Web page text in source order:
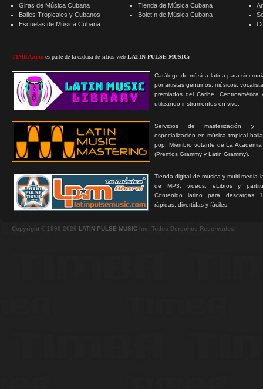
Giras de Música Cubana
Bailes Tropicales y Cubanos
Escuelas de Música Cubana
TIMBA.com es parte de la cadena de sitios web LATIN PULSE MUSIC:
Catálogo de música latina para
por artistas genuinos, músicos,
premiados del Caribe, Centroamérica
utilizando instrumentos en vivo.
Servicios de masterización y
especialización en música tropical
pop. Miembro votante de La
(Premios Grammy y Latin Grammy).
Tienda digital de música y multi-media
de MP3, videos, eLibros y
Contenido latino para descargas
rápidas, divertidas y fáciles.
Tienda de Música Cubana
Boletín de Música Cubana
Copyright © 1999-2026 LATIN PULSE MUSIC Inc. Todos Derechos Reservados.